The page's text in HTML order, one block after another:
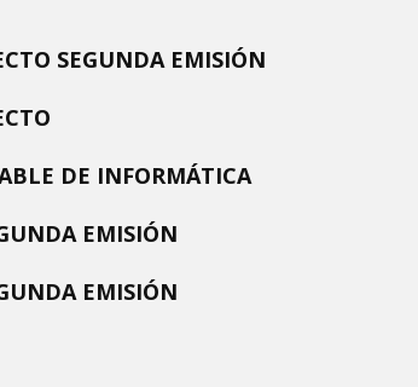
SEGUNDA EMISIÓN
DE INFORMÁTICA
EMISIÓN
EMISIÓN